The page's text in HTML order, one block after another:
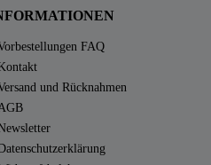
FAQ
und Rücknahmen